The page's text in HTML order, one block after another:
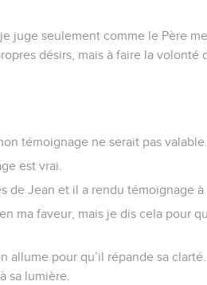
juge seulement comme le Père
désirs, mais à faire la volonté
témoignage ne serait pas valable.
est vrai.
de Jean et il a rendu témoignage à
ma faveur, mais je dis cela pour
allume pour qu’il répande sa
sa lumière.